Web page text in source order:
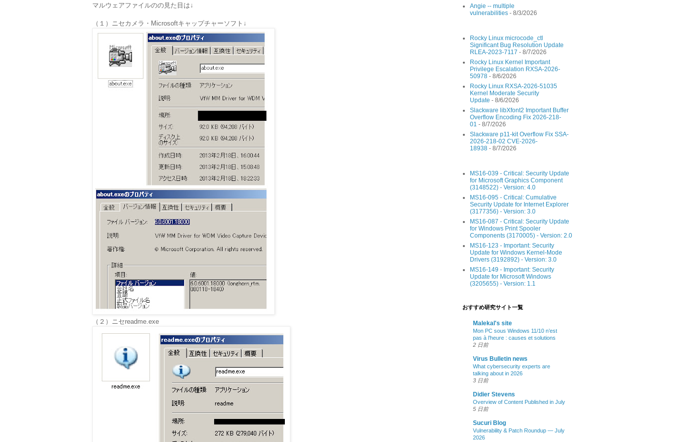
マルウェアファイルのの見た目は↓
（１）ニセカメラ・Microsoftキャップチャーソフト↓
（２）ニセreadme.exe
Angie -- multiple
vulnerabilities - 8/3/2026
Rocky Linux microcode_ctl
Significant Bug Resolution Update
RLEA-2023-7117 - 8/7/2026
Rocky Linux Kernel Important
Privilege Escalation RXSA-2026-
50978 - 8/6/2026
Rocky Linux RXSA-2026-51035
Kernel Moderate Security
Update - 8/6/2026
Slackware libXfont2 Important Buffer
Overflow Encoding Fix 2026-218-
01 - 8/7/2026
Slackware p11-kit Overflow Fix SSA-
2026-218-02 CVE-2026-
18938 - 8/7/2026
MS16-039 - Critical: Security Update
for Microsoft Graphics Component
(3148522) - Version: 4.0
MS16-095 - Critical: Cumulative
Security Update for Internet Explorer
(3177356) - Version: 3.0
MS16-087 - Critical: Security Update
for Windows Print Spooler
Components (3170005) - Version: 2.0
MS16-123 - Important: Security
Update for Windows Kernel-Mode
Drivers (3192892) - Version: 3.0
MS16-149 - Important: Security
Update for Microsoft Windows
(3205655) - Version: 1.1
おすすめ研究サイト一覧
Malekal's site
Mon PC sous Windows 11/10 n’est
pas à l’heure : causes et solutions
2 日前
Virus Bulletin news
What cybersecurity experts are
talking about in 2026
3 日前
Didier Stevens
Overview of Content Published in July
5 日前
Sucuri Blog
Vulnerability & Patch Roundup — July
2026